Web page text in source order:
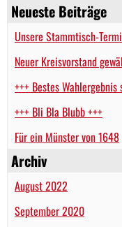
Neueste Beiträge
Unsere Stammtisch-
Neuer Kreisvorstand
+++ Bestes
+++ Bli Bla Blubb +++
Für ein Münster von 1648
Archiv
August 2022
September 2020